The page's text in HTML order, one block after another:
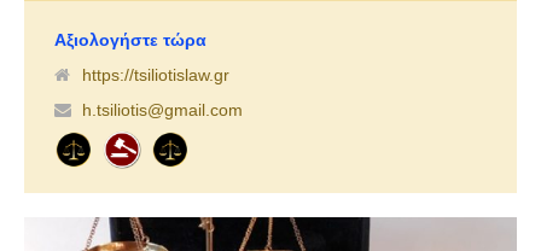
Αξιολογήστε τώρα
https://tsiliotislaw.gr
h.tsiliotis@gmail.com